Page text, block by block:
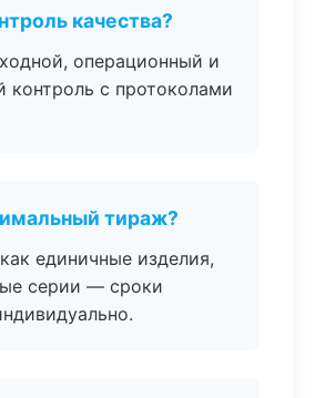
качества?
операционный и
контроль с протоколами
тираж?
единичные изделия,
серии — сроки